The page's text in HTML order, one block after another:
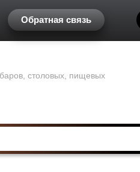
Обратная связь
столовых, пищевых